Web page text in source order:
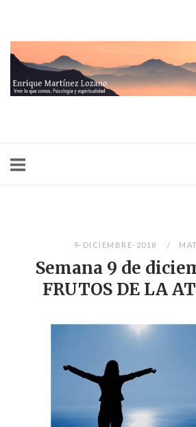
contenido
9-DICIEMBRE-2018
Semana 9 de
FRUTOS DE LA